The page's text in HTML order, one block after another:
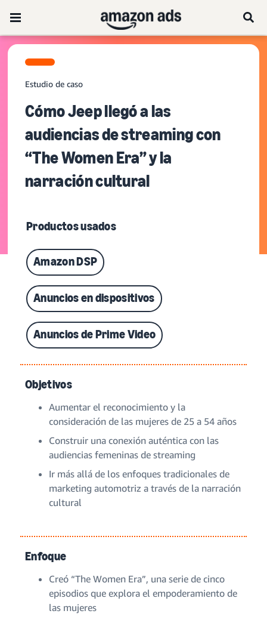
Estudio de caso
Cómo Jeep llegó a las
audiencias de streaming con
“The Women Era” y la
narración cultural
Productos usados
Amazon DSP
Anuncios en dispositivos
Anuncios de Prime Video
Objetivos
Aumentar el reconocimiento y la
consideración de las mujeres de 25 a 54 años
Construir una conexión auténtica con las
audiencias femeninas de streaming
Ir más allá de los enfoques tradicionales de
marketing automotriz a través de la narración
cultural
Enfoque
Creó “The Women Era”, una serie de cinco
episodios que explora el empoderamiento de
las mujeres